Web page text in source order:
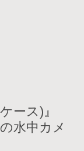
ース)』
水中カメ